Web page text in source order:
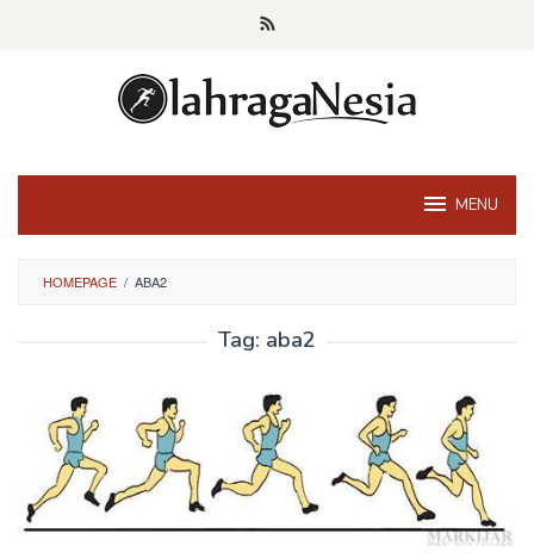
MENU
HOMEPAGE / ABA2
Tag: aba2